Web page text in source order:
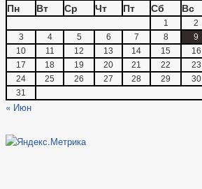
Пн
Вт Ср Чт Пт Сб Вс
1
2
3
4 5 6 7 8
9
10
11 12 13 14 15
16
17
18 19 20 21 22
23
24
25 26 27 28 29
30
31
« Июн